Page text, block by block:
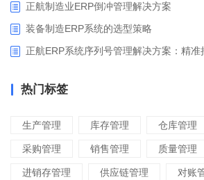
正航制造业ERP倒冲管理解决方案
装备制造ERP系统的选型策略
正航ERP系统序列号管理解决方案：精
热门标签
生产管理 库存管理 仓库管理
采购管理 销售管理 质量管理
进销存管理 供应链管理 对账